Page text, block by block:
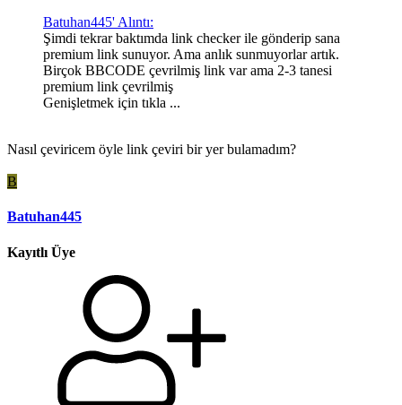
Batuhan445' Alıntı:
Şimdi tekrar baktımda link checker ile gönderip sana
premium link sunuyor. Ama anlık sunmuyorlar artık.
Birçok BBCODE çevrilmiş link var ama 2-3 tanesi
premium link çevrilmiş
Genişletmek için tıkla ...
Nasıl çeviricem öyle link çeviri bir yer bulamadım?
B
Batuhan445
Kayıtlı Üye